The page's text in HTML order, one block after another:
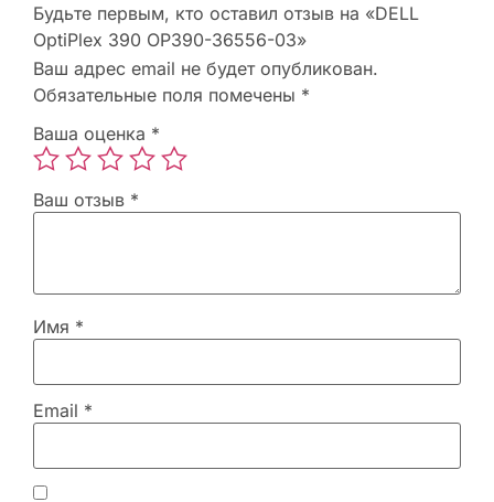
Будьте первым, кто оставил отзыв на «DELL
OptiPlex 390 OP390-36556-03»
Ваш адрес email не будет опубликован.
Обязательные поля помечены *
Ваша оценка *
Ваш отзыв *
Имя *
Email *